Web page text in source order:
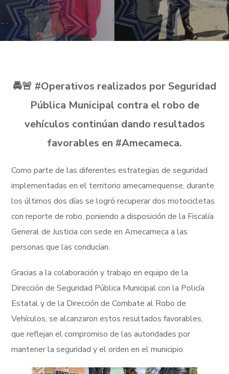
🚔🚨 #Operativos realizados por Seguridad
Pública Municipal contra el robo de
vehículos continúan dando resultados
favorables en #Amecameca.
Como parte de las diferentes estrategias de seguridad
implementadas en el territorio amecamequense, durante
los últimos dos días se logró recuperar dos motocicletas
con reporte de robo, poniendo a disposición de la Fiscalía
General de Justicia con sede en Amecameca a las
personas que las conducían.
Gracias a la colaboración y trabajo en equipo de la
Dirección de Seguridad Pública Municipal con la Policía
Estatal y de la Dirección de Combate al Robo de
Vehículos, se alcanzaron estos resultados favorables,
que reflejan el compromiso de las autoridades por
mantener la seguridad y el orden en el municipio.